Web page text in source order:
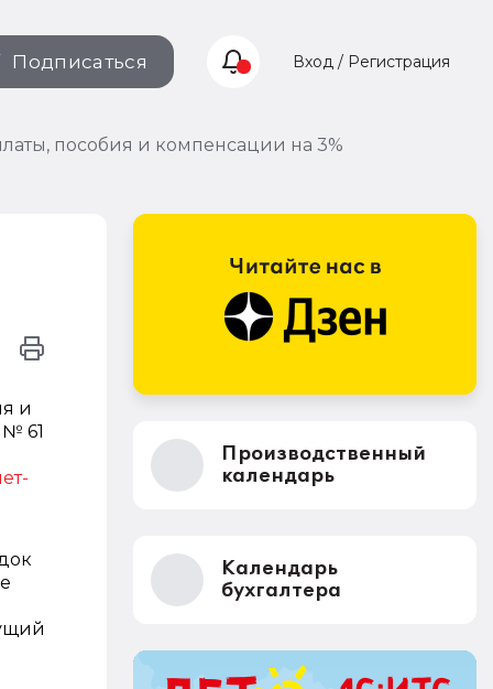
Подписаться Вход / Регистрация
пособия и компенсации на 3%
и
61
Производственный
календарь
Календарь
бухгалтера